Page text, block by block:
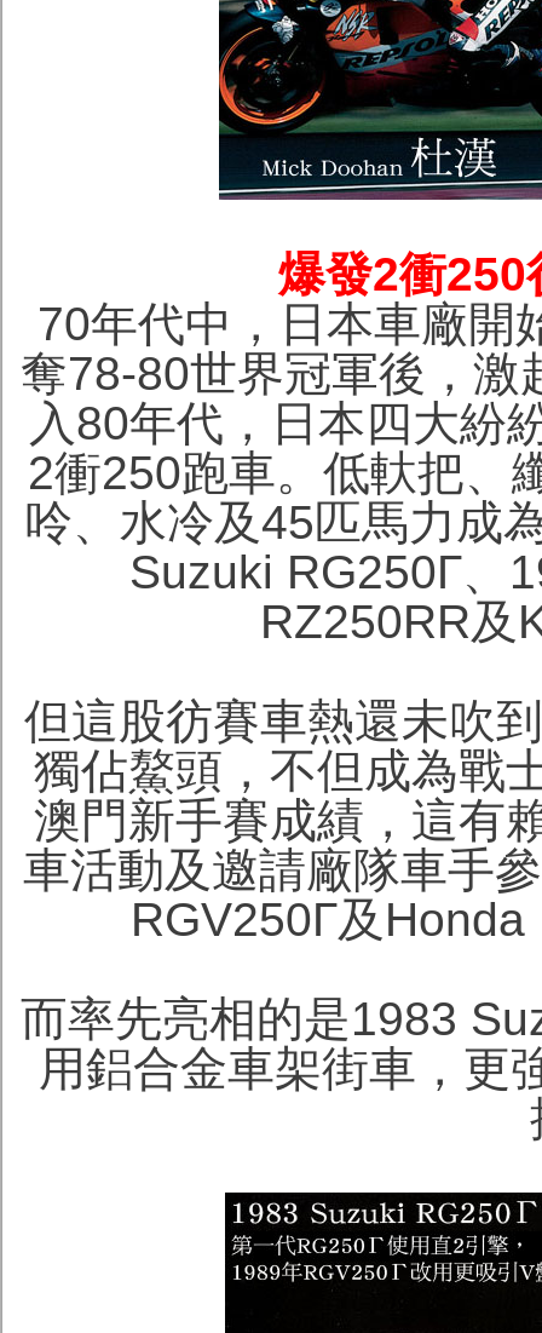
爆發2衝250
70年代中，日本車廠開
奪78-80世界冠軍後，激
入80年代，日本四大紛
2衝250跑車。低軑把、
呤、水冷及45匹馬力成
Suzuki RG250Γ、
RZ250RR及
但這股彷賽車熱還未吹
獨佔鰲頭，不但成為戰
澳門新手賽成績，這有
車活動及邀請廠隊車手
RGV250Γ及
而率先亮相的是1983
用鋁合金車架街車，更